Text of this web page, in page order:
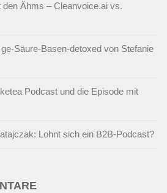
Ähms – Cleanvoice.ai vs.
Säure-Basen-detoxed von Stefanie
Podcast und die Episode mit
Lohnt sich ein B2B-Podcast?